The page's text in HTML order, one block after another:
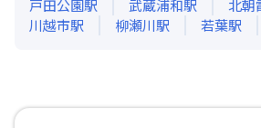
戸田公園駅 武蔵浦和駅 北朝
川越市駅 柳瀬川駅 若葉駅